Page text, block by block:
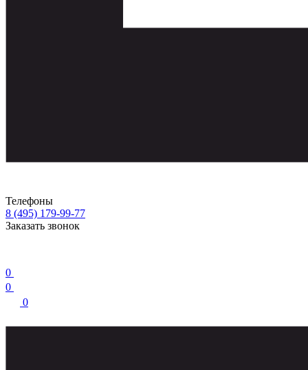
Телефоны
8 (495) 179-99-77
Заказать звонок
0
0
0